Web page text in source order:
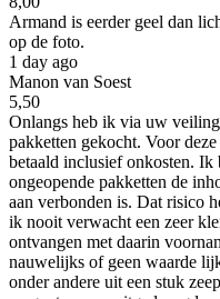
Armand is eerder geel dan
op de foto.
1 day ago
Manon van Soest
5,50
Onlangs heb ik via uw
pakketten gekocht. Voor
betaald inclusief onkosten.
ongeopende pakketten de
aan verbonden is. Dat risico
ik nooit verwacht een zeer
ontvangen met daarin
nauwelijks of geen waarde
onder andere uit een stuk